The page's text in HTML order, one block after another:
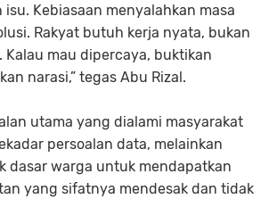
isu. Kebiasaan menyalahkan masa
Rakyat butuh kerja nyata, bukan
Kalau mau dipercaya, buktikan
narasi,” tegas Abu Rizal.
utama yang dialami masyarakat
persoalan data, melainkan
dasar warga untuk mendapatkan
yang sifatnya mendesak dan tidak